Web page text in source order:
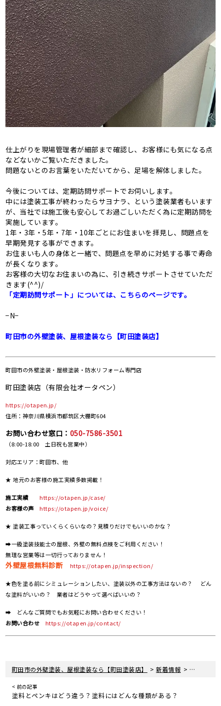
仕上がりを現場管理者が細部まで確認し、お客様にも気になる点
などないかご覧いただきました。
問題ないとのお言葉をいただいてから、足場を解体しました。
今後については、定期訪問サポートでお伺いします。
中には塗装工事が終わったらサヨナラ、という塗装業者もいます
が、当社では施工後も安心してお過ごしいただく為に定期訪問を
実施しています。
1年・3年・5年・7年・10年ごとにお住まいを拝見し、問題点を
早期発見する事ができます。
お住まいも人の身体と一緒で、問題点を早めに対処する事で寿命
が長くなります。
お客様の大切なお住まいの為に、引き続きサポートさせていただ
きます(^^)/
「定期訪問サポート」については、こちらのページです。
−N−
町田市の外壁塗装、屋根塗装なら【町田塗装店】
町田市の外壁塗装・屋根塗装・防水リフォーム専門店
町田塗装店（有限会社オータペン）
https://otapen.jp/
住所：神奈川県横浜市都筑区大棚町604
お問い合わせ窓口： 050-7586-3501
（8:00-18:00 土日祝も営業中）
対応エリア：町田市、他
★ 地元のお客様の施工実績多数掲載！
施工実績
https://otapen.jp/case/
お客様の声
https://otapen.jp/voice/
★ 塗装工事っていくらくらいなの？見積りだけでもいいのかな？
➡一級塗装技能士の屋根、外壁の無料点検をご利用ください！
無理な営業等は一切行っておりません！
外壁屋根無料診断 https://otapen.jp/inspection/
★色を塗る前にシミュレーションしたい、塗装以外の工事方法はないの？ どん
な塗料がいいの？ 業者はどうやって選べばいいの？
➡ どんなご質問でもお気軽にお問い合わせください！
お問い合わせ
https://otapen.jp/contact/
町田市の外壁塗装、屋根塗装なら【町田塗装店】 >新着情報 > 現場レポ
< 前の記事
塗料とペンキはどう違う？塗料にはどんな種類がある？